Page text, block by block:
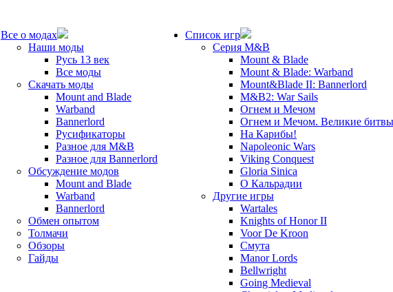
Все о модах
Наши моды
Русь 13 век
Все моды
Скачать моды
Mount and Blade
Warband
Bannerlord
Русификаторы
Разное для M&B
Разное для Bannerlord
Обсуждение модов
Mount and Blade
Warband
Bannerlord
Обмен опытом
Толмачи
Обзоры
Гайды
Список игр
Серия M&B
Mount & Blade
Mount & Blade: Warband
Mount&Blade II: Bannerlord
M&B2: War Sails
Огнем и Мечом
Огнем и Мечом. Великие битвы
На Карибы!
Napoleonic Wars
Viking Conquest
Gloria Sinica
О Кальрадии
Другие игры
Wartales
Knights of Honor II
Voor De Kroon
Смута
Manor Lords
Bellwright
Going Medieval